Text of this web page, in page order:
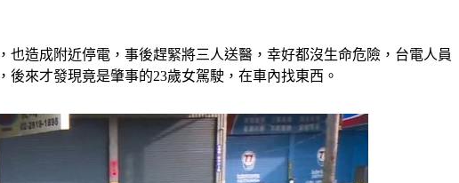
造成附近停電，事後趕緊將三人送醫，幸好都沒生命危險，台電人員
來才發現竟是肇事的23歲女駕駛，在車內找東西。